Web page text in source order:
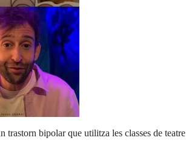
bipolar que utilitza les classes de teatre